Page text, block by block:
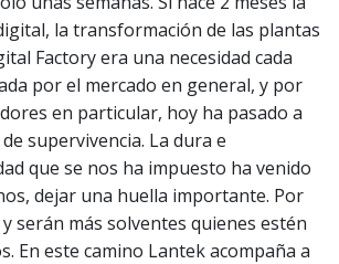
la transformación de las plantas
Factory era una necesidad cada
por el mercado en general, y por
en particular, hoy ha pasado a
supervivencia. La dura e
que se nos ha impuesto ha venido
dejar una huella importante. Por
serán más solventes quienes estén
En este camino Lantek acompaña a